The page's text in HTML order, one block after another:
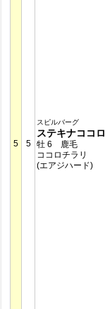
5 5
スピルバーグ
ステキナココロ
牡 6 鹿毛
ココロチラリ
(エアジハード)